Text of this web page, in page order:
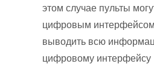
этом случае пульты
цифровым
выводить всю
цифровому